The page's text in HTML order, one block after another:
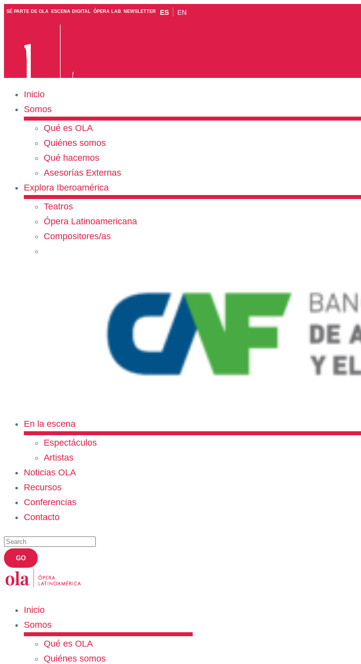
SÉ PARTE DE OLA ESCENA DIGITAL ÓPERA LAB NEWSLETTER ES EN
Inicio
Somos
Qué es OLA
Quiénes somos
Qué hacemos
Asesorías Externas
Explora Iberoamérica
Teatros
Ópera Latinoamericana
Compositores/as
En la escena
Espectáculos
Artistas
Noticias OLA
Recursos
Conferencias
Contacto
Inicio
Somos
Qué es OLA
Quiénes somos